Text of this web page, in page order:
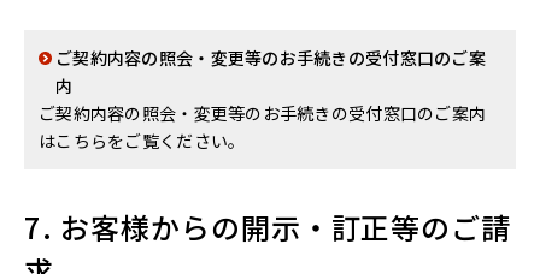
ご契約内容の照会・変更等のお手続きの受付窓口のご案
内
ご契約内容の照会・変更等のお手続きの受付窓口のご案内
はこちらをご覧ください。
7. お客様からの開示・訂正等のご請